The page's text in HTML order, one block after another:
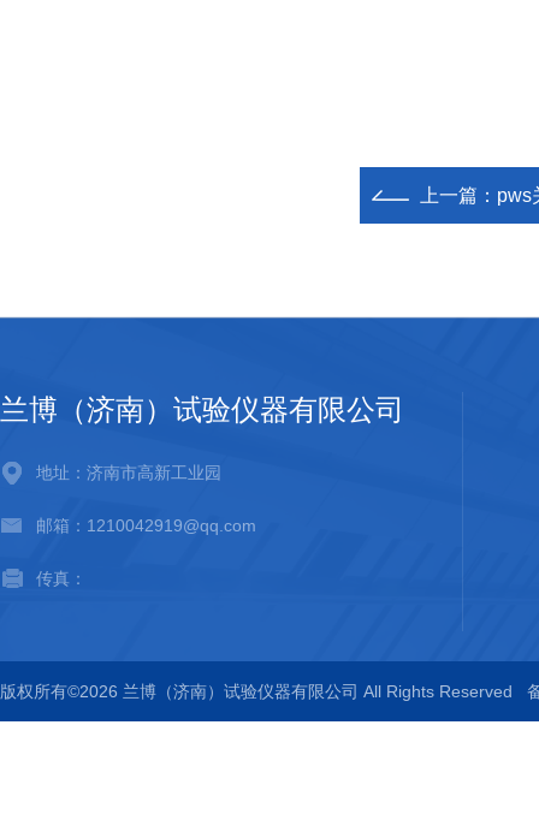
上一篇： pws
兰博（济南）试验仪器有限公司
地址：济南市高新工业园
邮箱：1210042919@qq.com
传真：
版权所有©2026 兰博（济南）试验仪器有限公司 All Rights Reserved